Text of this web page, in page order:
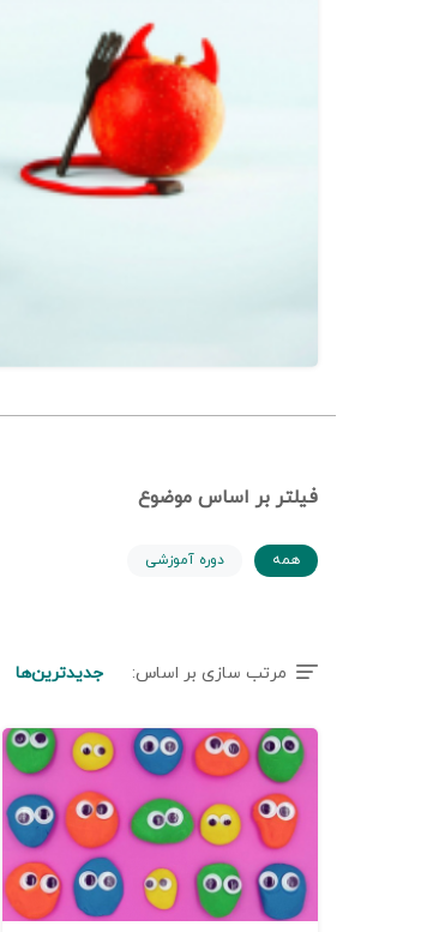
فیلتر بر اساس موضوع
همه دوره آموزشی
مرتب سازی بر اساس: جدیدترین‌ها